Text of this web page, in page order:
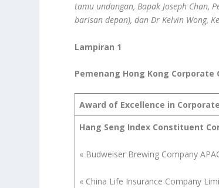
tamu undangan, Bapak Joseph Chan,
barisan depan), dan Dr Kelvin Wong,
Lampiran 1
Pemenang Hong Kong Corporate
Award of Excellence in
Hang Seng Index Constituent
« Budweiser Brewing Company
« China Life Insurance Company